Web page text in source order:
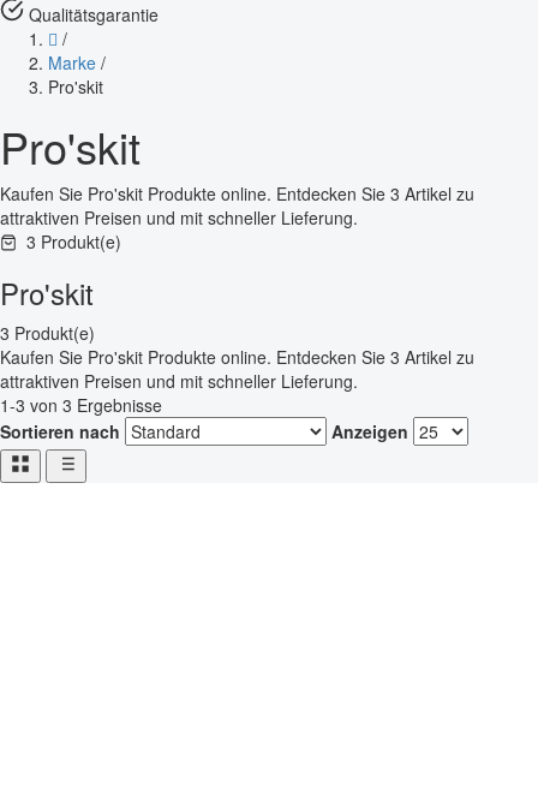
Qualitätsgarantie
/
Marke /
Pro'skit
Pro'skit
Kaufen Sie Pro'skit Produkte online. Entdecken Sie 3 Artikel zu
attraktiven Preisen und mit schneller Lieferung.
3 Produkt(e)
Pro'skit
3 Produkt(e)
Kaufen Sie Pro'skit Produkte online. Entdecken Sie 3 Artikel zu
attraktiven Preisen und mit schneller Lieferung.
1-3 von 3 Ergebnisse
Sortieren nach
Anzeigen